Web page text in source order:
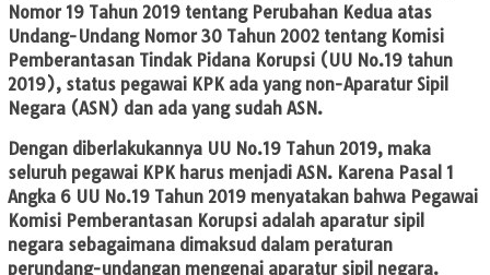
Nomor 19 Tahun 2019 tentang Perubahan Kedua atas
Undang-Undang Nomor 30 Tahun 2002 tentang Komisi
Pemberantasan Tindak Pidana Korupsi (UU No.19 tahun
2019), status pegawai KPK ada yang non-Aparatur Sipil
Negara (ASN) dan ada yang sudah ASN.
Dengan diberlakukannya UU No.19 Tahun 2019, maka
seluruh pegawai KPK harus menjadi ASN. Karena Pasal 1
Angka 6 UU No.19 Tahun 2019 menyatakan bahwa Pegawai
Komisi Pemberantasan Korupsi adalah aparatur sipil
negara sebagaimana dimaksud dalam peraturan
perundang-undangan mengenai aparatur sipil negara.